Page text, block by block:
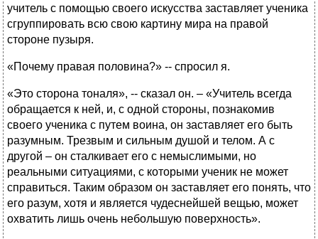
учитель с помощью своего искусства заставляет ученика
сгруппировать всю свою картину мира на правой
стороне пузыря.
«Почему правая половина?» -- спросил я.
«Это сторона тоналя», -- сказал он. – «Учитель всегда
обращается к ней, и, с одной стороны, познакомив
своего ученика с путем воина, он заставляет его быть
разумным. Трезвым и сильным душой и телом. А с
другой – он сталкивает его с немыслимыми, но
реальными ситуациями, с которыми ученик не может
справиться. Таким образом он заставляет его понять, что
его разум, хотя и является чудеснейшей вещью, может
охватить лишь очень небольшую поверхность».